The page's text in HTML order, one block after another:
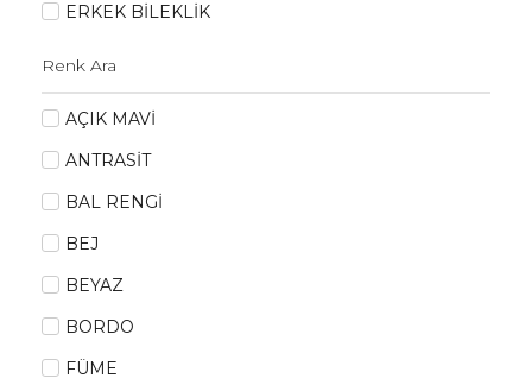
ERKEK BİLEKLİK
AÇIK MAVİ
ANTRASİT
BAL RENGİ
BEJ
BEYAZ
BORDO
FÜME